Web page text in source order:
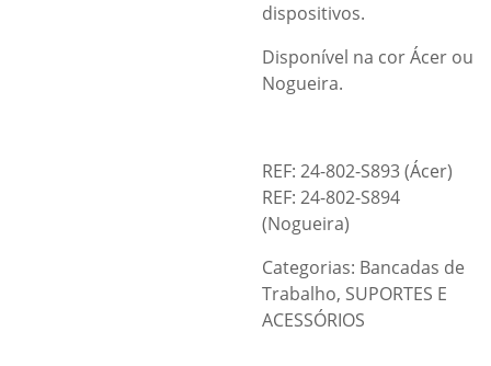
dispositivos.
Disponível na cor Ácer ou
Nogueira.
REF: 24-802-S893 (Ácer)
REF: 24-802-S894
(Nogueira)
Categorias: Bancadas de
Trabalho, SUPORTES E
ACESSÓRIOS